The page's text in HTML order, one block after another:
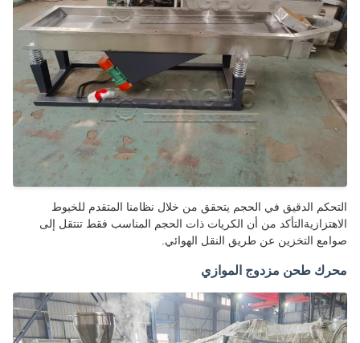
الدقيق في الحجم يتحقق من خلال نظامنا المتقدم للخيوط
من أن الكريات ذات الحجم المناسب فقط تنتقل إلى
التخزين عن طريق النقل الهوائي.
طحن مزدوج الموازي